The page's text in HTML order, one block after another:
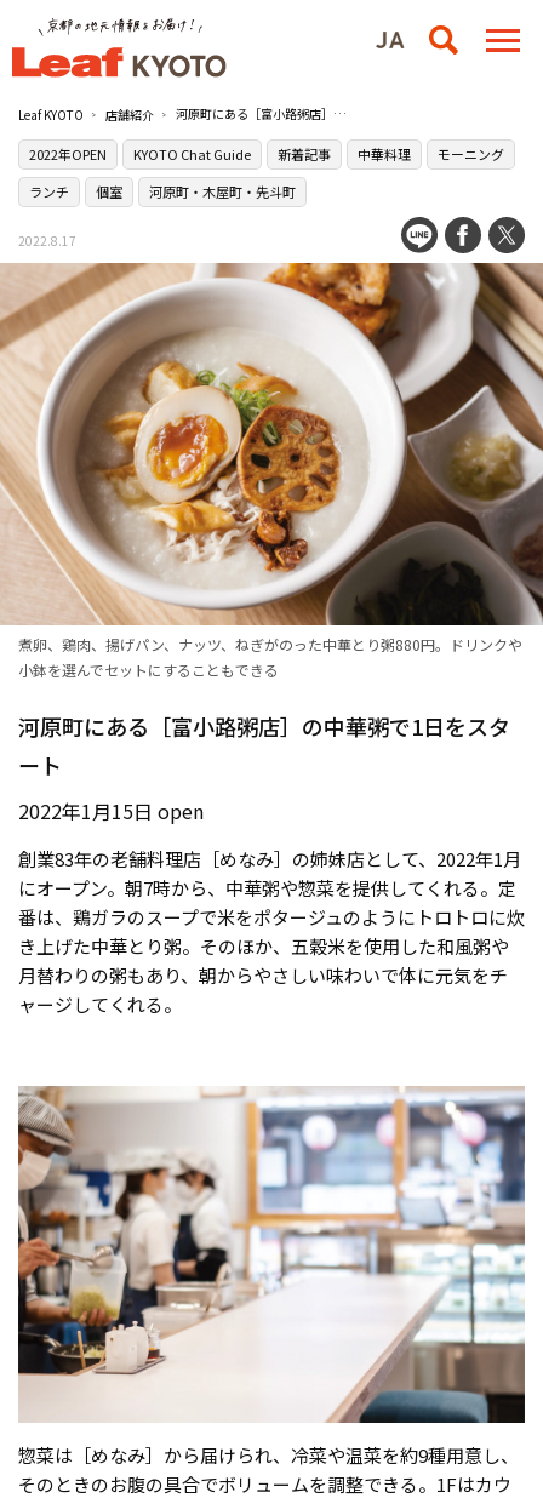
Leaf KYOTO 店舗紹介 河原町にある［富小路粥店］の中華粥で1日をスタート
2022年OPEN KYOTO Chat Guide 新着記事 中華料理
モーニング
ランチ
個室 河原町・木屋町・先斗町
2022.8.17
煮卵、鶏肉、揚げパン、ナッツ、ねぎがのった中華とり粥880円。ドリンクや
小鉢を選んでセットにすることもできる
河原町にある［富小路粥店］の中華粥で1日をスタ
ート
2022年1月15日 open
創業83年の老舗料理店［めなみ］の姉妹店として、2022年1月
にオープン。朝7時から、中華粥や惣菜を提供してくれる。定
番は、鶏ガラのスープで米をポタージュのようにトロトロに炊
き上げた中華とり粥。そのほか、五穀米を使用した和風粥や
月替わりの粥もあり、朝からやさしい味わいで体に元気をチ
ャージしてくれる。
惣菜は［めなみ］から届けられ、冷菜や温菜を約9種用意し、
そのときのお腹の具合でボリュームを調整できる。1Fはカウ